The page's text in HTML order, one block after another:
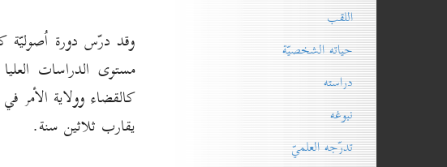
وقد درّس دورة اُصوليّة
مستوى الدراسات
كالقضاء وولاية الأمر
يقارب ثلاثين سنة.
اللقب
حياته الشخصيّة
دراسته
نبوغه
تدرّجه العلميّ